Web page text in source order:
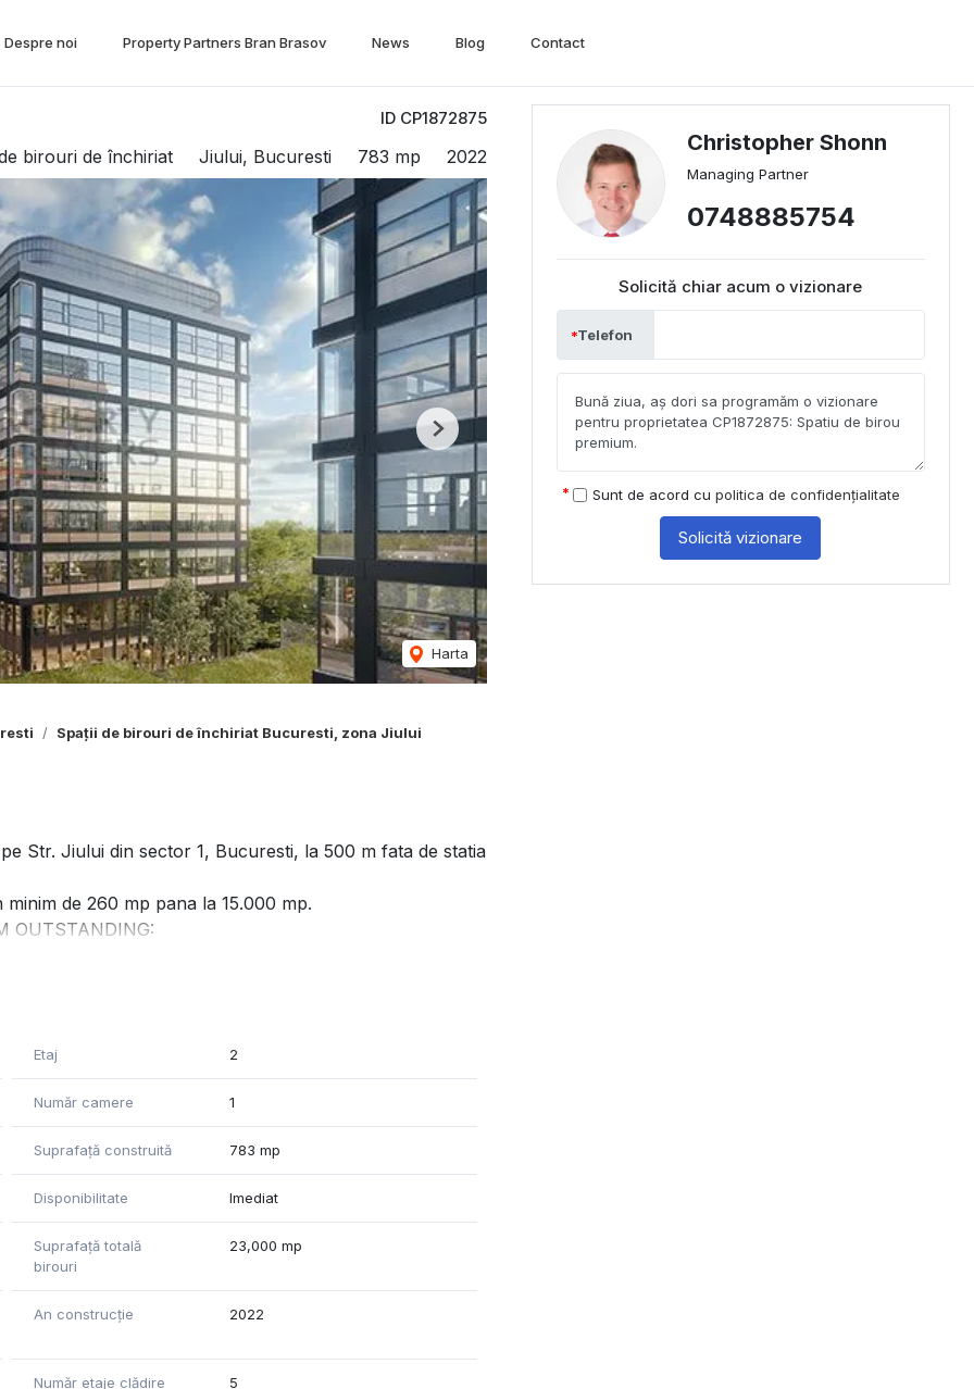
Despre noi Property Partners Bran Brasov News Blog Contact
ID CP1872875
birouri de închiriat Jiului, Bucuresti 783 mp 2022
Harta
Next
Spații de birouri de închiriat Bucuresti, zona Jiului
Str. Jiului din sector 1, Bucuresti, la 500 m fata de statia
de 260 mp pana la 15.000 mp.
OUTSTANDING:
de tip H14 în sistemul de ventilație care capturează
holurile lifturilor și băile, control fără atingere, astfel de
fata de altele.
Etaj 2
Număr camere 1
Suprafață construită 783 mp
Disponibilitate Imediat
Suprafață totală
birouri
23,000 mp
An construcție 2022
Număr etaje clădire 5
Christopher Shonn
Managing Partner
0748885754
Solicită chiar acum o vizionare
Telefon
Sunt de acord cu politica de confidențialitate
Solicită vizionare